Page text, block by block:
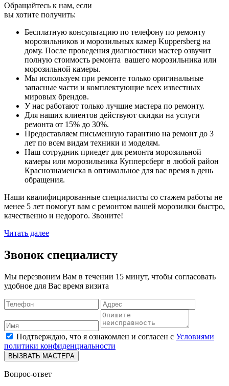
Обращайтесь к нам, если
вы хотите получить:
Бесплатную консультацию по телефону по ремонту
морозильников и морозильных камер Kuppersberg на
дому. После проведения диагностики мастер озвучит
полную стоимость ремонта вашего морозильника или
морозильной камеры.
Мы используем при ремонте только оригинальные
запасные части и комплектующие всех известных
мировых брендов.
У нас работают только лучшие мастера по ремонту.
Для наших клиентов действуют скидки на услуги
ремонта от 15% до 30%.
Предоставляем письменную гарантию на ремонт до 3
лет по всем видам техники и моделям.
Наш сотрудник приедет для ремонта морозильной
камеры или морозильника Купперсберг в любой район
Краснознаменска в оптимальное для вас время в день
обращения.
Наши квалифицированные специалисты со стажем работы не
менее 5 лет помогут вам с ремонтом вашей морозилки быстро,
качественно и недорого. Звоните!
Читать далее
Звонок специалисту
Мы перезвоним Вам в течении 15 минут, чтобы согласовать
удобное для Вас время визита
Подтверждаю, что я ознакомлен и согласен с Условиями
политики конфиденциальности
ВЫЗВАТЬ МАСТЕРА
Вопрос-ответ